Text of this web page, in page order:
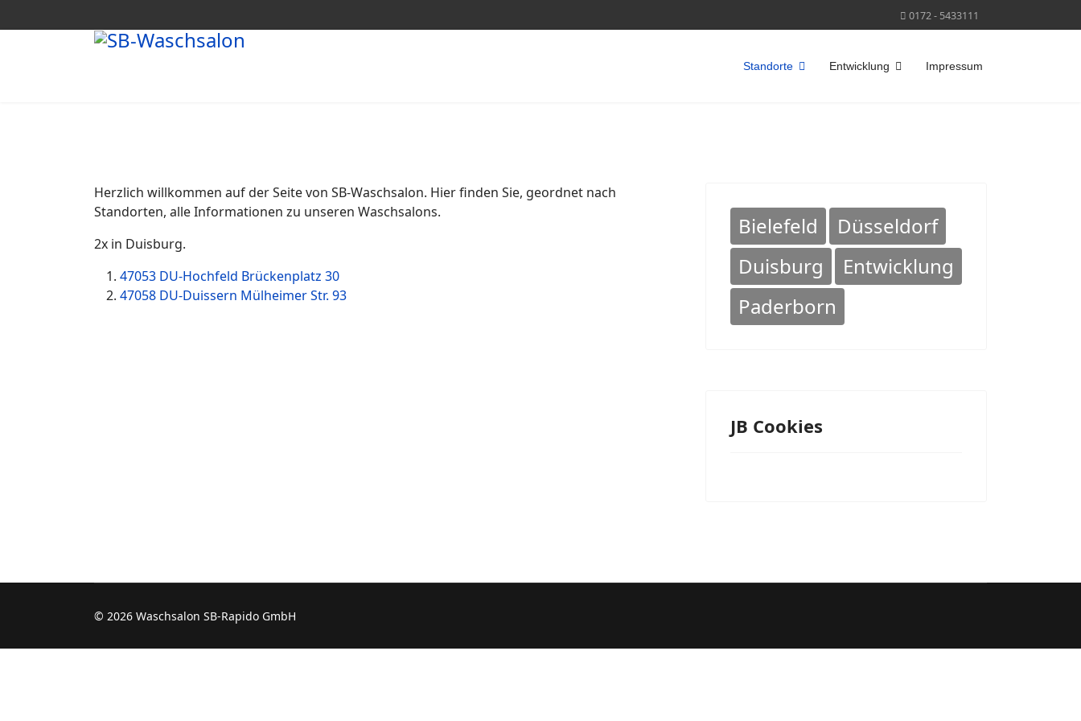
0172 - 5433111
Standorte Entwicklung Impressum
Herzlich willkommen auf der Seite von SB-Waschsalon. Hier finden Sie, geordnet nach
Standorten, alle Informationen zu unseren Waschsalons.
2x in Duisburg.
47053 DU-Hochfeld Brückenplatz 30
47058 DU-Duissern Mülheimer Str. 93
Bielefeld
Düsseldorf
Duisburg
Entwicklung
Paderborn
JB Cookies
© 2026 Waschsalon SB-Rapido GmbH